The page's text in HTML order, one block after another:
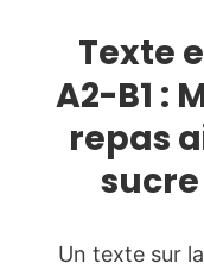
Texte
A2-B1 :
repas
Un texte sur